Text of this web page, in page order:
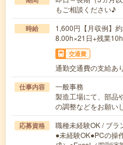
もご相談ください♪
時給
1,600円【月収例】
8.00h×21日+残業
交通費
通勤交通費の支給あ
仕事内容
一般事務
製造工場にて、部品
の調整などをお願い
応募資格
職種未経験OK / ブラ
●未経験OK●PCの操